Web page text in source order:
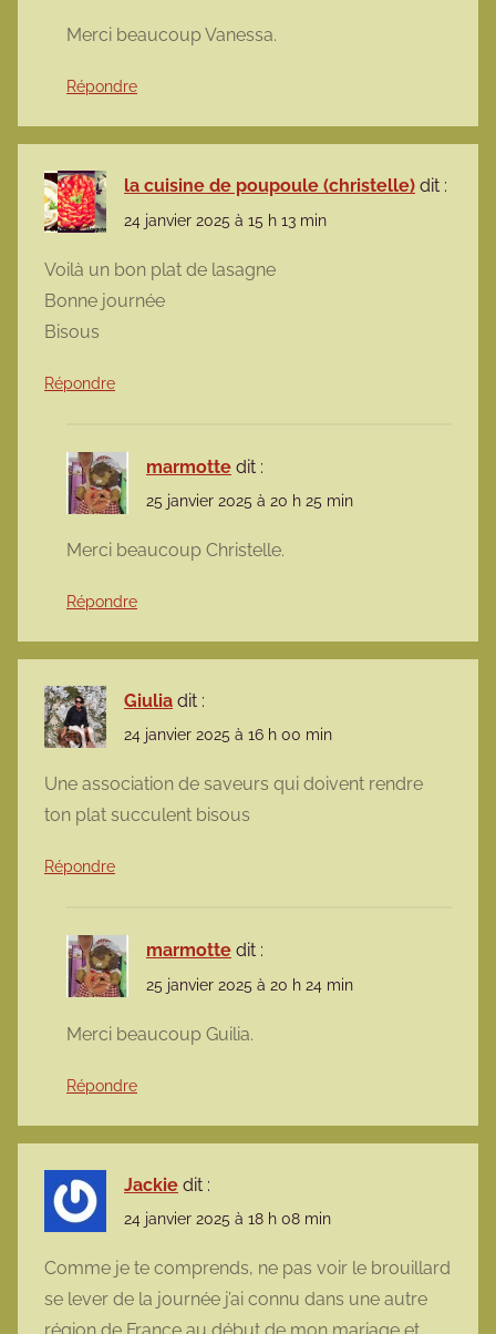
Merci beaucoup Vanessa.
Répondre
la cuisine de poupoule (christelle) dit :
24 janvier 2025 à 15 h 13 min
Voilà un bon plat de lasagne
Bonne journée
Bisous
Répondre
marmotte dit :
25 janvier 2025 à 20 h 25 min
Merci beaucoup Christelle.
Répondre
Giulia dit :
24 janvier 2025 à 16 h 00 min
Une association de saveurs qui doivent rendre
ton plat succulent bisous
Répondre
marmotte dit :
25 janvier 2025 à 20 h 24 min
Merci beaucoup Guilia.
Répondre
Jackie dit :
24 janvier 2025 à 18 h 08 min
Comme je te comprends, ne pas voir le brouillard
se lever de la journée j’ai connu dans une autre